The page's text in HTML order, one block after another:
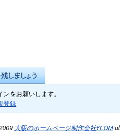
をお願いします。
登録
大阪のホームページ制作会社YCOM